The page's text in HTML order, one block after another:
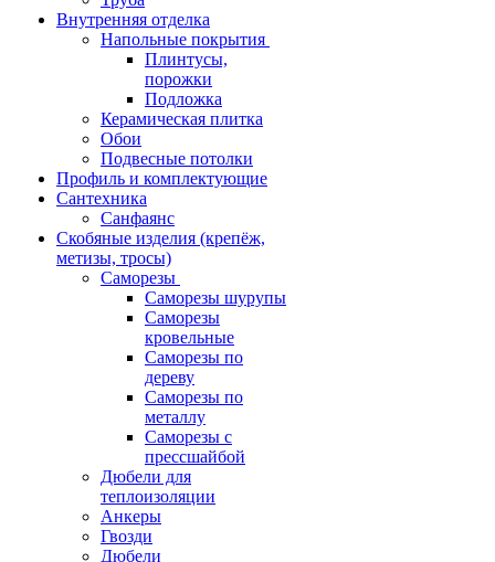
Внутренняя отделка
Напольные покрытия
Плинтусы,
порожки
Подложка
Керамическая плитка
Обои
Подвесные потолки
Профиль и комплектующие
Сантехника
Санфаянс
Скобяные изделия (крепёж,
метизы, тросы)
Саморезы
Саморезы шурупы
Саморезы
кровельные
Саморезы по
дереву
Саморезы по
металлу
Саморезы с
прессшайбой
Дюбели для
теплоизоляции
Анкеры
Гвозди
Дюбели